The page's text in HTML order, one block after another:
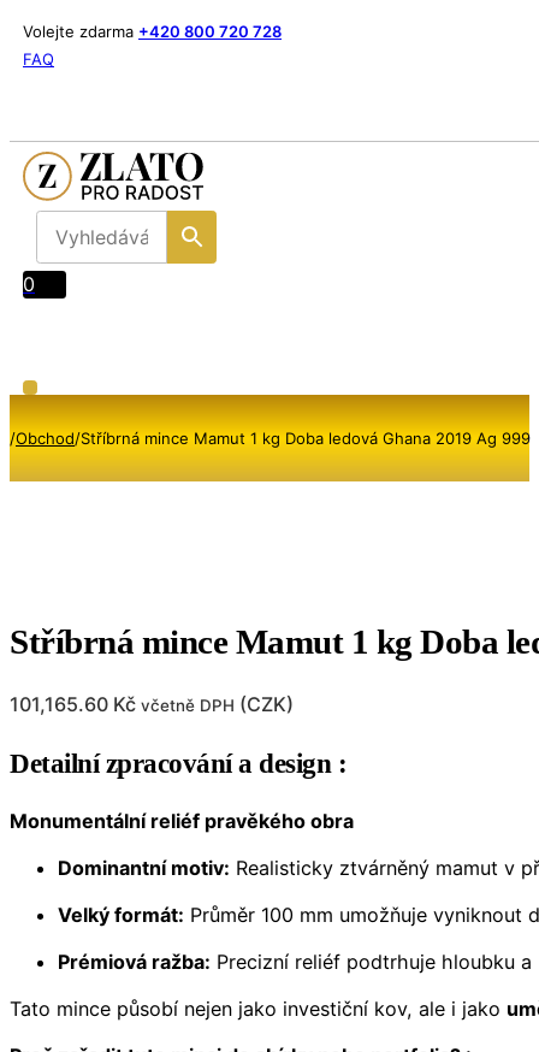
Volejte zdarma +420 800 720 728
FAQ
0
/Obchod/Stříbrná mince Mamut 1 kg Doba ledová Ghana 2019 Ag 999
Stříbrná mince Mamut 1 kg Doba
101,165.60 Kč včetně DPH (CZK)
Detailní zpracování a design :
Monumentální reliéf pravěkého obra
Dominantní motiv: Realisticky ztvárněný mamut v
Velký formát: Průměr 100 mm umožňuje
Prémiová ražba: Precizní reliéf podtrhuje hloubku
Tato mince působí nejen jako investiční kov, ale i jako